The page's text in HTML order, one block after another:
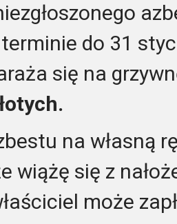
do 31
się na
na własną
wiążę się z
może